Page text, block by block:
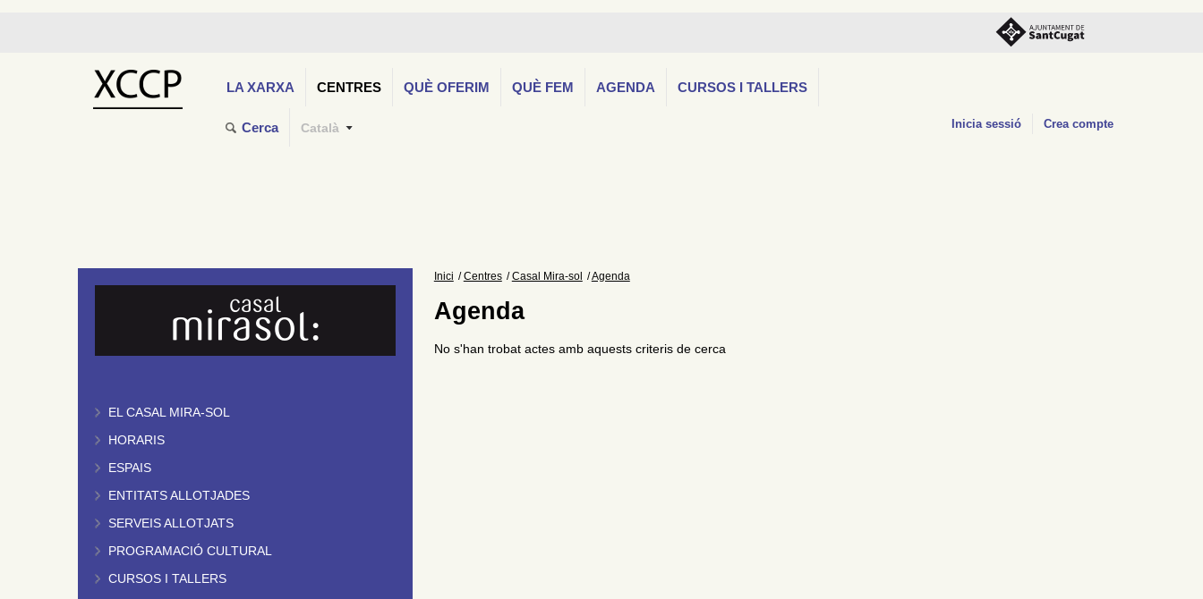
LA XARXA CENTRES QUÈ OFERIM QUÈ FEM AGENDA CURSOS I TALLERS
Cerca Català Inicia sessió Crea compte
EL CASAL MIRA-SOL
HORARIS
ESPAIS
ENTITATS ALLOTJADES
SERVEIS ALLOTJATS
PROGRAMACIÓ CULTURAL
CURSOS I TALLERS
Inici Centres Casal Mira-sol Agenda
Agenda
No s'han trobat actes amb aquests criteris de cerca